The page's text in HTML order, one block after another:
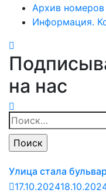
Архив номеров
Информация.
на нас
Найти:
Улица стала
17.10.2024